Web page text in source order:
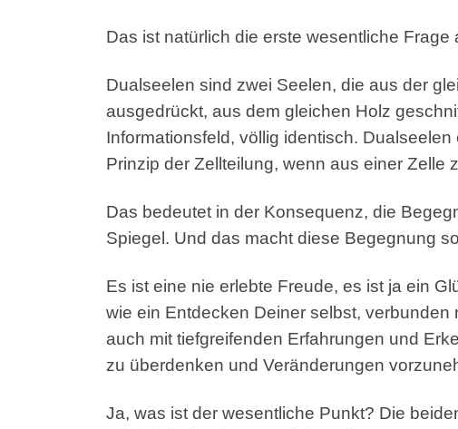
Das ist natürlich die erste wesentliche Frage
Dualseelen sind zwei Seelen, die aus der
ausgedrückt, aus dem gleichen Holz
Informationsfeld, völlig identisch.
Prinzip der Zellteilung, wenn aus einer Zelle
Das bedeutet in der Konsequenz, die
Spiegel. Und das macht diese Begegnung
Es ist eine nie erlebte Freude, es ist ja ein
wie ein Entdecken Deiner selbst,
auch mit tiefgreifenden Erfahrungen und
zu überdenken und Veränderungen
Ja, was ist der wesentliche Punkt? Die